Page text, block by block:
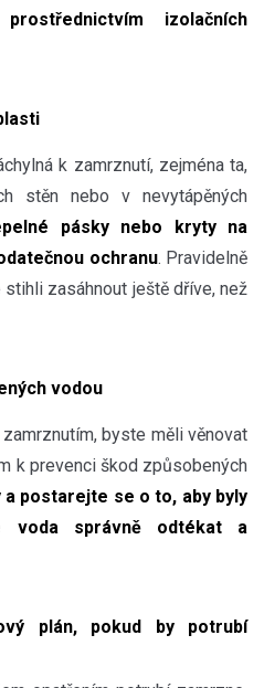
izolačních
k zamrznutí, zejména ta,
stěn nebo v nevytápěných
pásky nebo kryty na
ochranu. Pravidelně
zasáhnout ještě dříve, než
vodou
byste měli věnovat
k prevenci škod způsobených
postarejte se o to, aby byly
voda správně odtékat a
plán, pokud by potrubí